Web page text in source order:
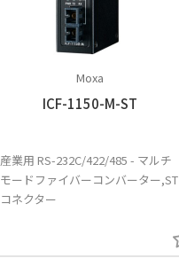
Moxa
ICF-1150-M-ST
産業用 RS-232C/422/485 - マルチ
モードファイバーコンバーター,ST
コネクター